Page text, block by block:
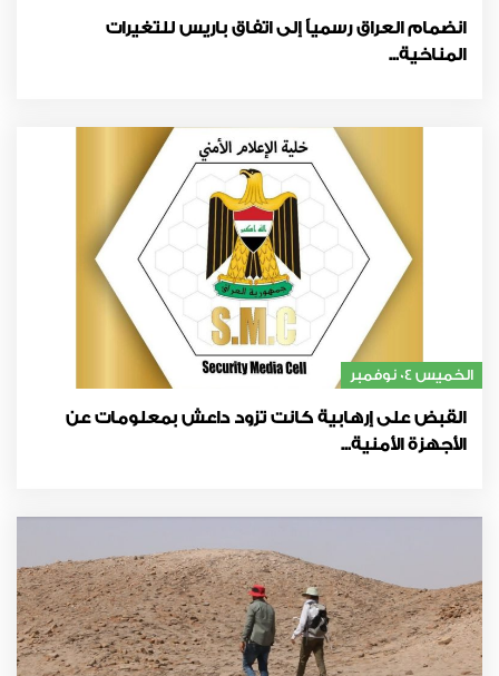
انضمام العراق رسمياً إلى اتفاق باريس للتغيرات
المناخية...
الخميس 04 نوفمبر
القبض على إرهابية كانت تزود داعش بمعلومات عن
الأجهزة الأمنية...